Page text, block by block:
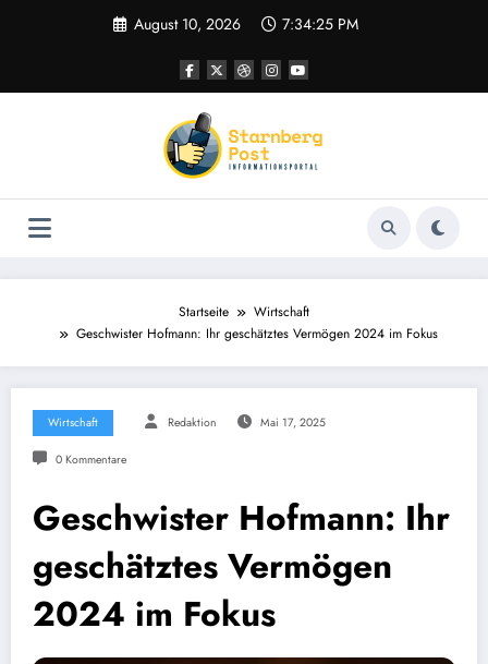
August 10, 2026 7:34:25 PM
Startseite
Wirtschaft
Geschwister Hofmann: Ihr geschätztes Vermögen 2024 im Fokus
Wirtschaft Redaktion Mai 17, 2025
0 Kommentare
Geschwister Hofmann: Ihr
geschätztes Vermögen
2024 im Fokus